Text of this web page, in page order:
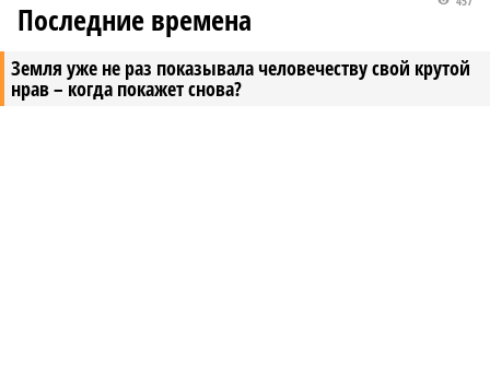
Земля уже не раз показывала человечеству свой крутой
нрав – когда покажет снова?
Последние времена